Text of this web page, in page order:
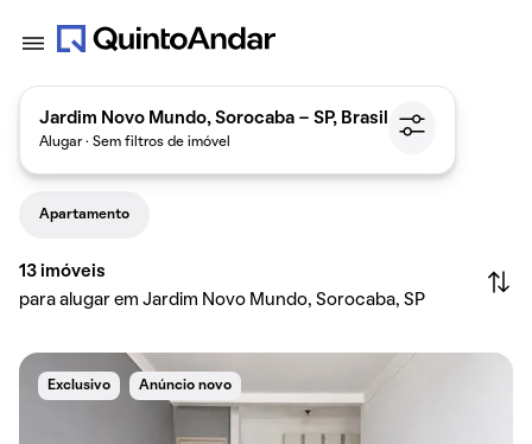
Jardim Novo Mundo, Sorocaba - SP, Brasil
Alugar · Sem filtros de imóvel
Apartamento
13 imóveis
para alugar em Jardim Novo Mundo, Sorocaba, SP
Exclusivo Anúncio novo